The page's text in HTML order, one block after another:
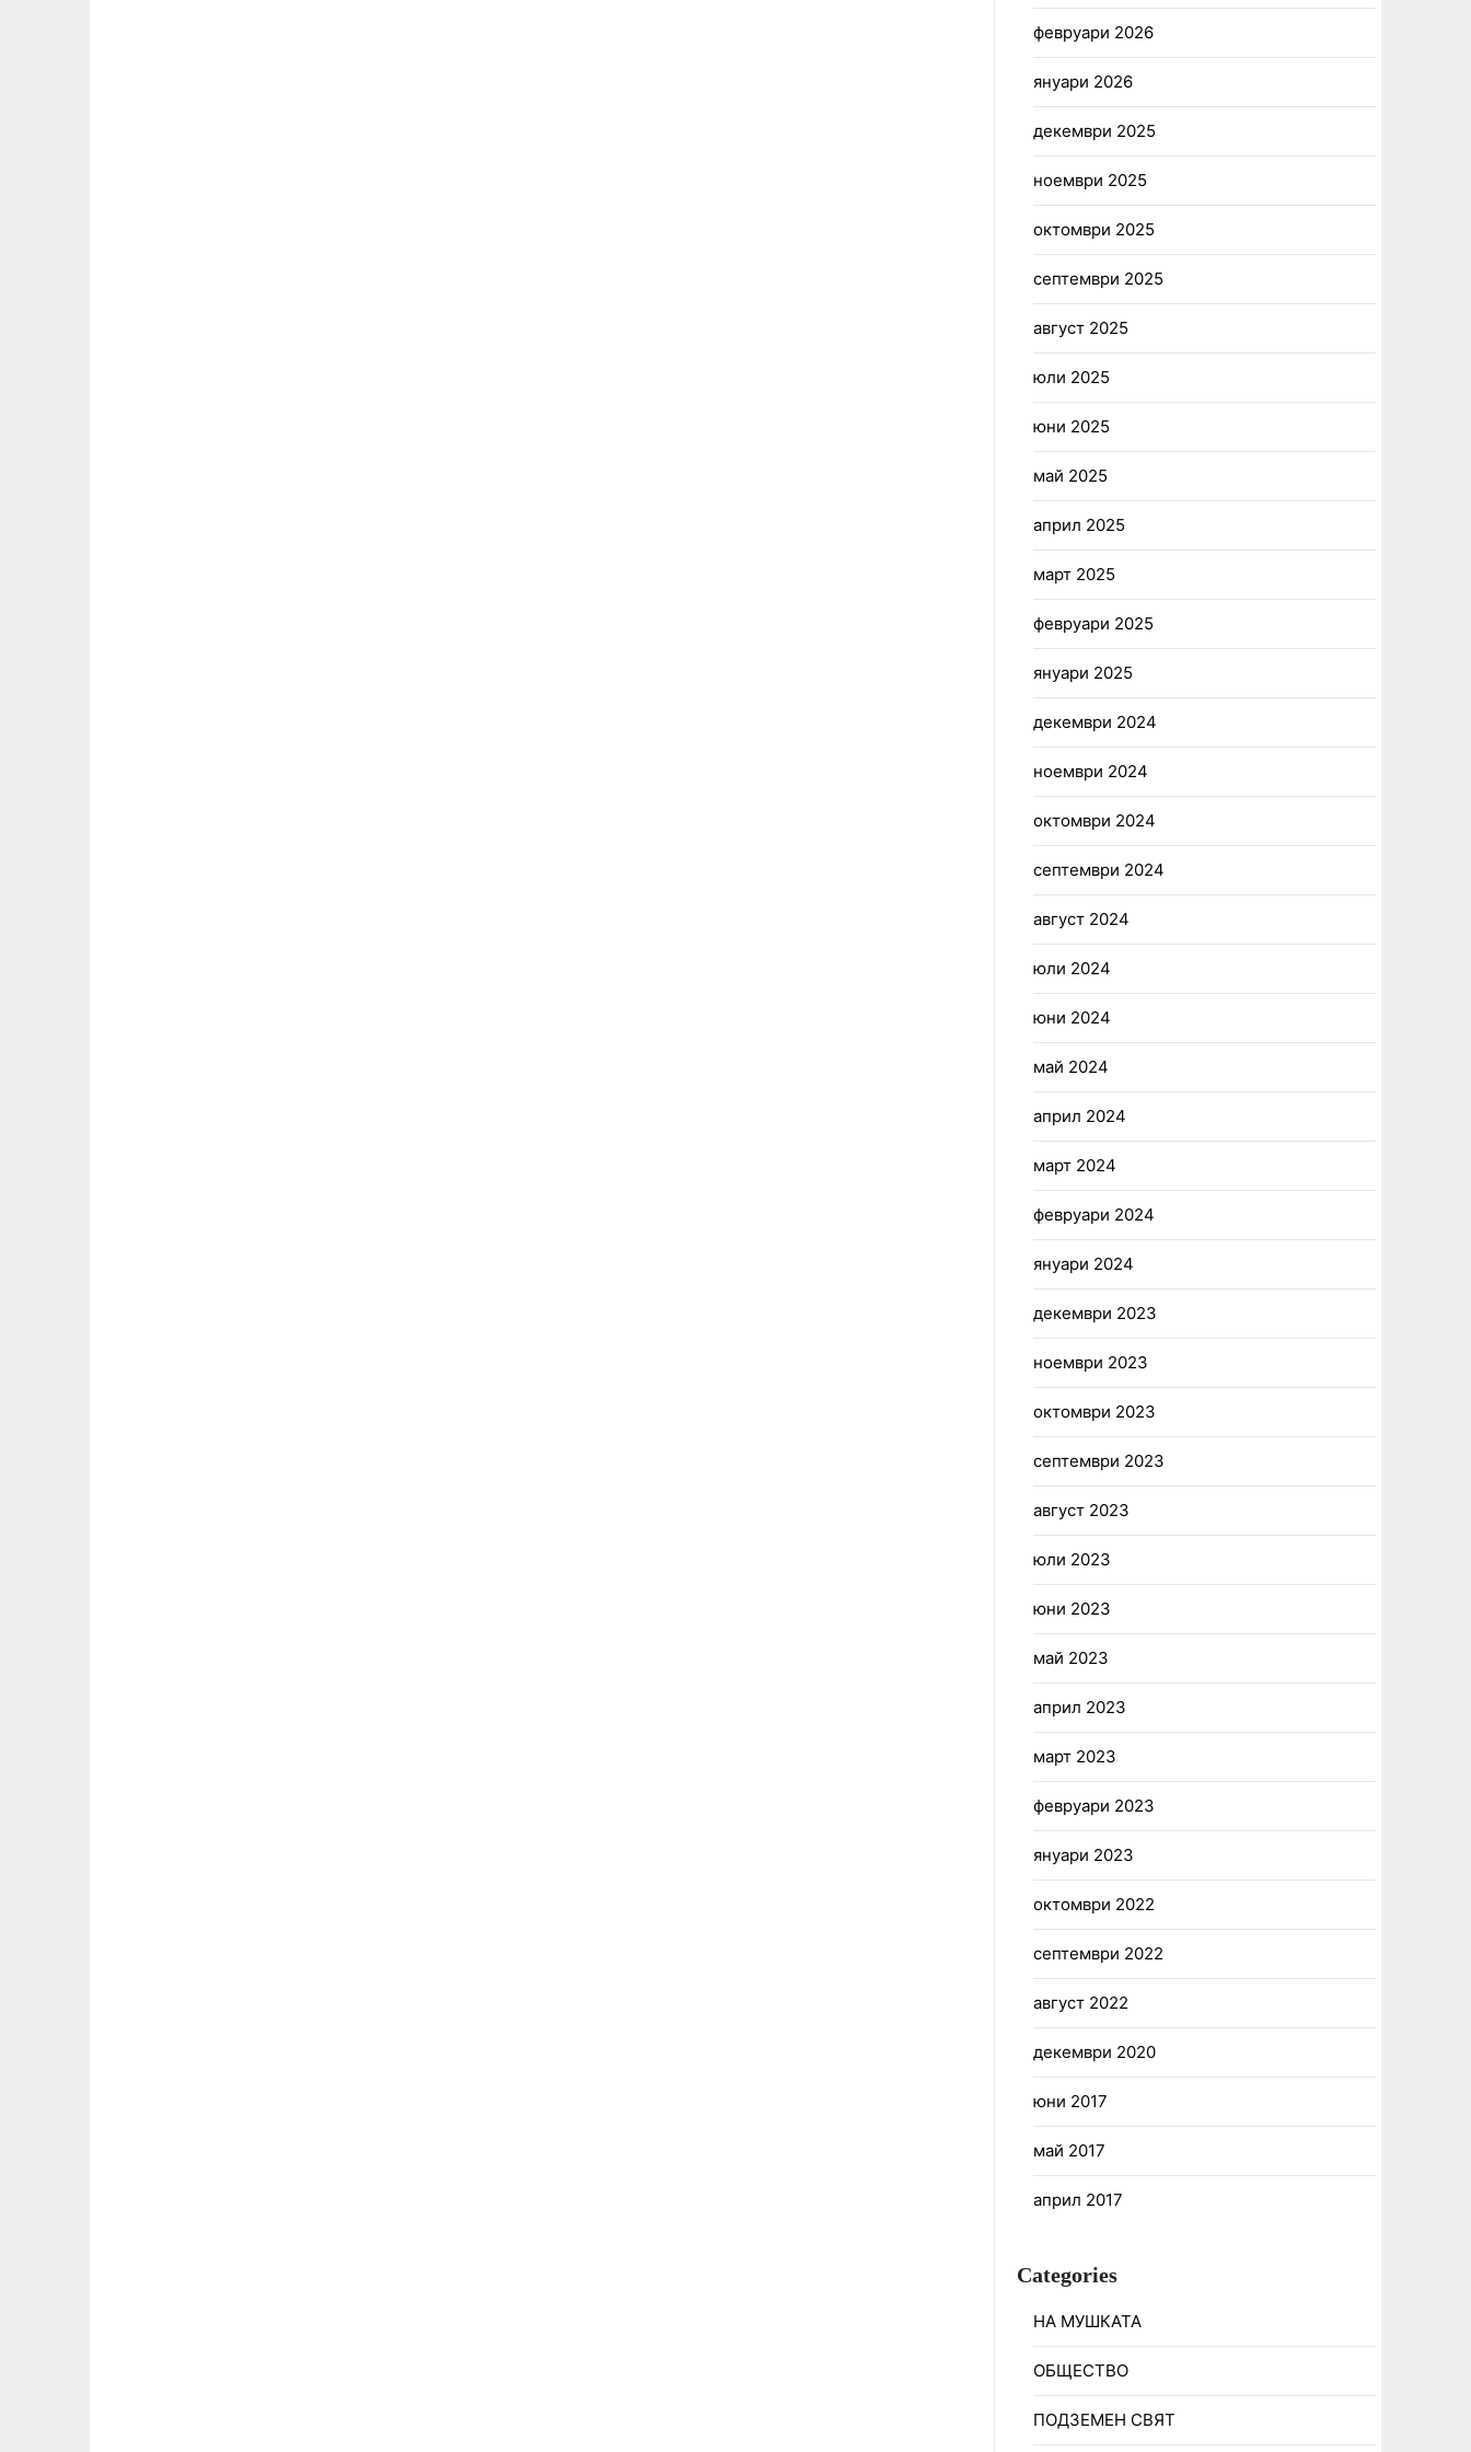
февруари 2026
януари 2026
декември 2025
ноември 2025
октомври 2025
септември 2025
август 2025
юли 2025
юни 2025
май 2025
април 2025
март 2025
февруари 2025
януари 2025
декември 2024
ноември 2024
октомври 2024
септември 2024
август 2024
юли 2024
юни 2024
май 2024
април 2024
март 2024
февруари 2024
януари 2024
декември 2023
ноември 2023
октомври 2023
септември 2023
август 2023
юли 2023
юни 2023
май 2023
април 2023
март 2023
февруари 2023
януари 2023
октомври 2022
септември 2022
август 2022
декември 2020
юни 2017
май 2017
април 2017
Categories
НА МУШКАТА
ОБЩЕСТВО
ПОДЗЕМЕН СВЯТ